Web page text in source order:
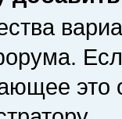
это